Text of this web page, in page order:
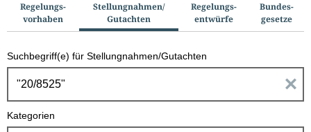
u
c
h
o
Regelungs­
vorhaben
Stellungnahmen/​
Gutachten
Regelungs­
entwürfe
Bundes­
gesetze
Suchbegriff(e) für Stellungnahmen/Gutachten
Kategorien